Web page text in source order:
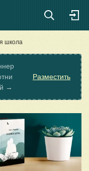
школа
→
Разместить